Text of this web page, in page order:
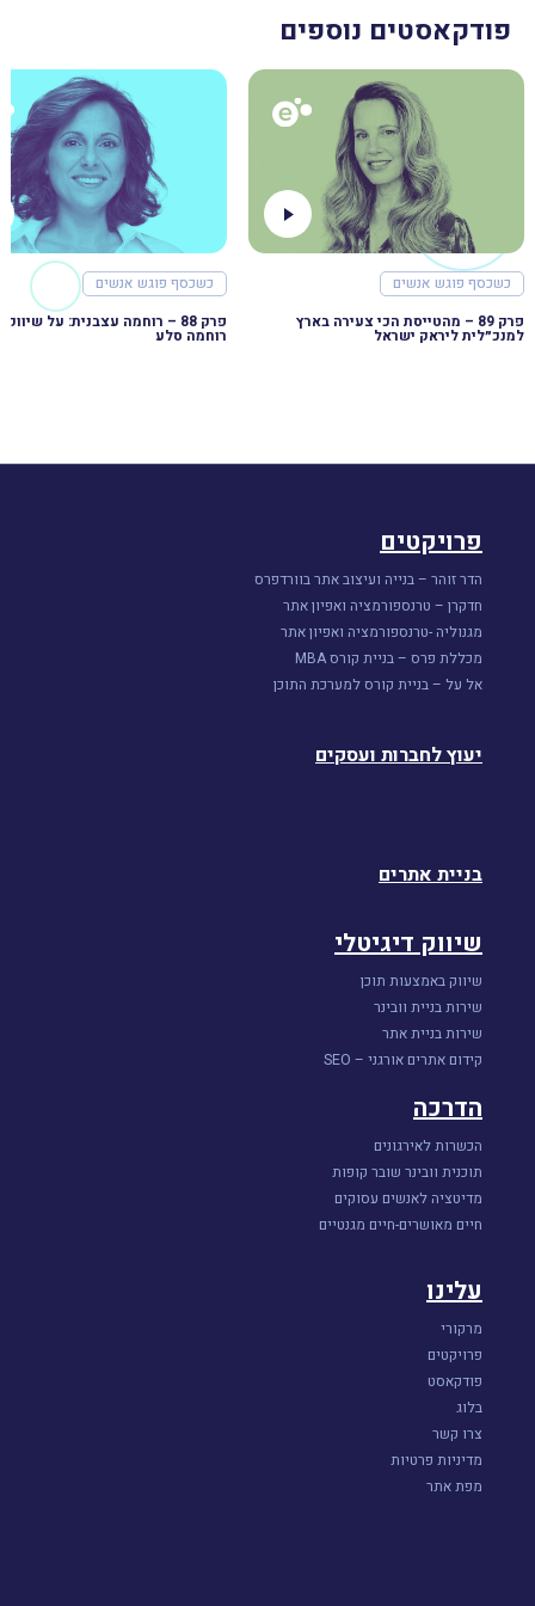
פודקאסטים נוספים
כשכסף פוגש אנשים
פרק 89 – מהטייסת הכי צעירה בארץ
למנכ״לית ליראק ישראל
כשכסף פוגש אנשים
רוחמה סלע
פרויקטים
הדר זוהר – בנייה ועיצוב אתר בוורדפרס
חדקרן – טרנספורמציה ואפיון אתר
מגנוליה -טרנספורמציה ואפיון אתר
מכללת פרס – בניית קורס MBA
אל על – בניית קורס למערכת התוכן
יעוץ לחברות ועסקים
בניית אתרים
שיווק דיגיטלי
שיווק באמצעות תוכן
שירות בניית וובינר
שירות בניית אתר
קידום אתרים אורגני – SEO
הדרכה
הכשרות לאירגונים
תוכנית וובינר שובר קופות
מדיטציה לאנשים עסוקים
חיים מאושרים-חיים מגנטיים
עלינו
מרקורי
פרויקטים
פודקאסט
בלוג
צרו קשר
מדיניות פרטיות
מפת אתר